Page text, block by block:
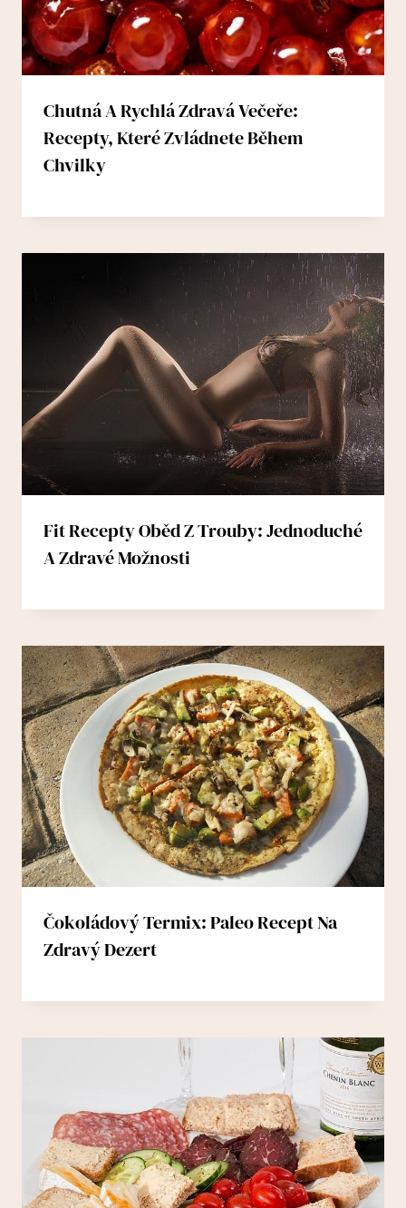
Chutná A Rychlá Zdravá Večeře:
Recepty, Které Zvládnete Během
Chvilky
Fit Recepty Oběd Z Trouby: Jednoduché
A Zdravé Možnosti
Čokoládový Termix: Paleo Recept Na
Zdravý Dezert